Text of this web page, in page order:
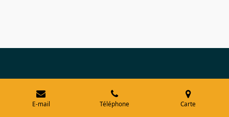
E-mail Téléphone Carte